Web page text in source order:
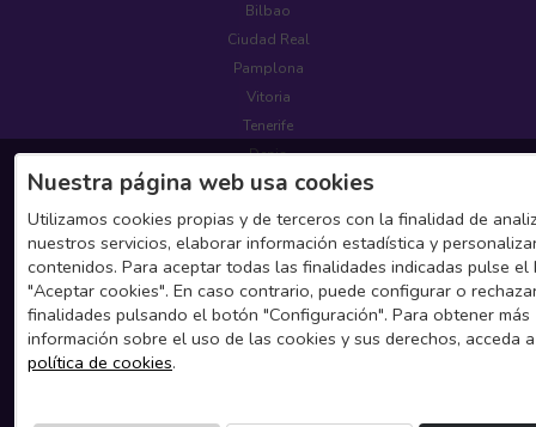
Nuestra página web usa cookies
Utilizamos cookies propias y de terceros con la finalidad de
nuestros servicios, elaborar información estadística y
contenidos. Para aceptar todas las finalidades indicadas pulse
"Aceptar cookies". En caso contrario, puede configurar o
finalidades pulsando el botón "Configuración". Para obtener más
información sobre el uso de las cookies y sus derechos, acceda
política de cookies.
Bilbao
Ciudad Real
Pamplona
Vitoria
Tenerife
Denia
Alicante
Benidorm
Zaragoza
Atención al Cliente
Teléfono: +34 918 104 357